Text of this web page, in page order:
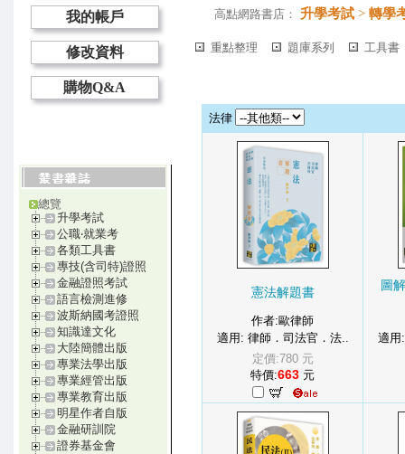
我的帳戶
修改資料
購物Q&A
總覽
升學考試
公職‧就業考
各類工具書
專技(含司特)證照
金融證照考試
語言檢測進修
波斯納國考證照
知識達文化
大陸簡體出版
專業法學出版
專業經管出版
專業教育出版
明星作者自版
金融研訓院
證券基金會
高點網路書店： 升學考試 > 轉學
重點整理 題庫系列 工具書
法律
憲法解題書
作者:歐律師
適用: 律師．司法官．法..
定價:780 元
特價:663 元
圖
適用